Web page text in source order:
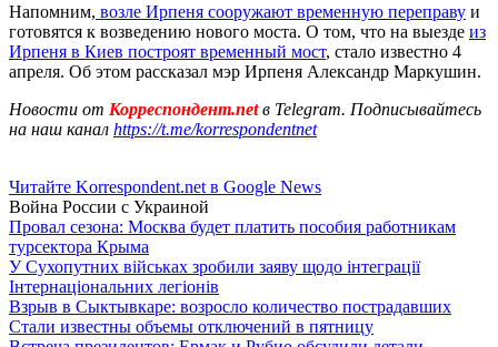
Напомним, возле Ирпеня сооружают временную переправу и
готовятся к возведению нового моста. О том, что на выезде из
Ирпеня в Киев построят временный мост, стало известно 4
апреля. Об этом рассказал мэр Ирпеня Александр Маркушин.
Новости от Корреспондент.netв Telegram. Подписывайтесь
на наш канал https://t.me/korrespondentnet
Читайте Korrespondent.net в Google News
Война России с Украиной
Провал сезона: Москва будет платить пособия работникам
турсектора Крыма
У Сухопутних військах зробили заяву щодо інтеграції
Інтернаціональних легіонів
Взрыв в Сыктывкаре: возросло количество пострадавших
Стали известны объемы отключений в пятницу